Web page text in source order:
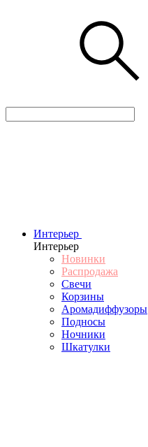
Интерьер
Интерьер
Новинки
Распродажа
Свечи
Корзины
Аромадиффузоры
Подносы
Ночники
Шкатулки